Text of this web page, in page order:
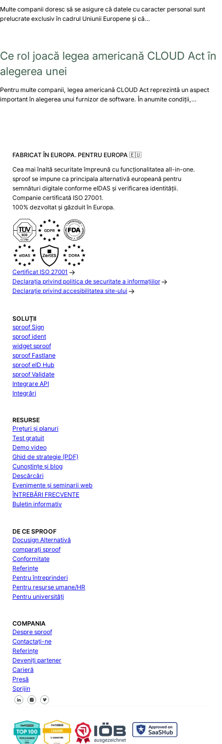
Multe companii doresc să se asigure că datele cu caracter personal sunt
prelucrate exclusiv în cadrul Uniunii Europene și că…
Ce rol joacă legea americană CLOUD Act în
alegerea unei
Pentru multe companii, legea americană CLOUD Act reprezintă un aspect
important în alegerea unui furnizor de software. În anumite condiții,…
FABRICAT ÎN EUROPA. PENTRU EUROPA 🇪🇺
Cea mai înaltă securitate împreună cu funcționalitatea all-in-one.
sproof se impune ca principala alternativă europeană pentru
semnături digitale conforme eIDAS și verificarea identității.
Companie certificată ISO 27001.
100% dezvoltat și găzduit în Europa.
Certificat ISO 27001
Declarația privind politica de securitate a informațiilor
Declarație privind accesibilitatea site-ului
SOLUȚII
sproof Sign
sproof ident
widget sproof
sproof Fastlane
sproof eID Hub
sproof Validate
Integrare API
Integrări
RESURSE
Prețuri și planuri
Test gratuit
Demo video
Ghid de strategie (PDF)
Cunoștințe și blog
Descărcări
Evenimente și seminarii web
ÎNTREBĂRI FRECVENTE
Buletin informativ
DE CE SPROOF
Docusign Alternativă
comparați sproof
Conformitate
Referințe
Pentru întreprinderi
Pentru resurse umane/HR
Pentru universități
COMPANIA
Despre sproof
Contactați-ne
Referințe
Deveniți partener
Carieră
Presă
Sprijin
Urmăriți-ne pe Facebook
Urmăriți-ne pe X
Urmăriți-ne pe LinkedIn